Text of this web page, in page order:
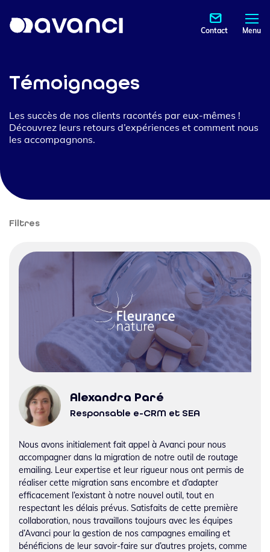
Contact Menu
Témoignages
Les succès de nos clients racontés par eux-mêmes !
Découvrez leurs retours d’expériences et comment nous
les accompagnons.
Filtres
Alexandra Paré
Responsable e-CRM et SEA
Nous avons initialement fait appel à Avanci pour nous
accompagner dans la migration de notre outil de routage
emailing. Leur expertise et leur rigueur nous ont permis de
réaliser cette migration sans encombre et d’adapter
efficacement l’existant à notre nouvel outil, tout en
respectant les délais prévus. Satisfaits de cette première
collaboration, nous travaillons toujours avec les équipes
d’Avanci pour la gestion de nos campagnes emailing et
bénéficions de leur savoir-faire sur d’autres projets, comme